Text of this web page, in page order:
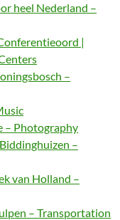
heel Nederland –
|
–
– Photography
–
van Holland –
– Transportation